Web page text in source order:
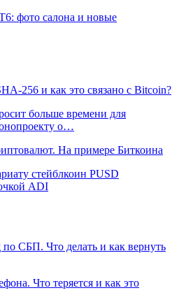
фото салона и новые
256 и как это связано с Bitcoin?
больше времени для
о…
На примере Биткоина
стейблкоин PUSD
ADI
СБП. Что делать и как вернуть
Что теряется и как это